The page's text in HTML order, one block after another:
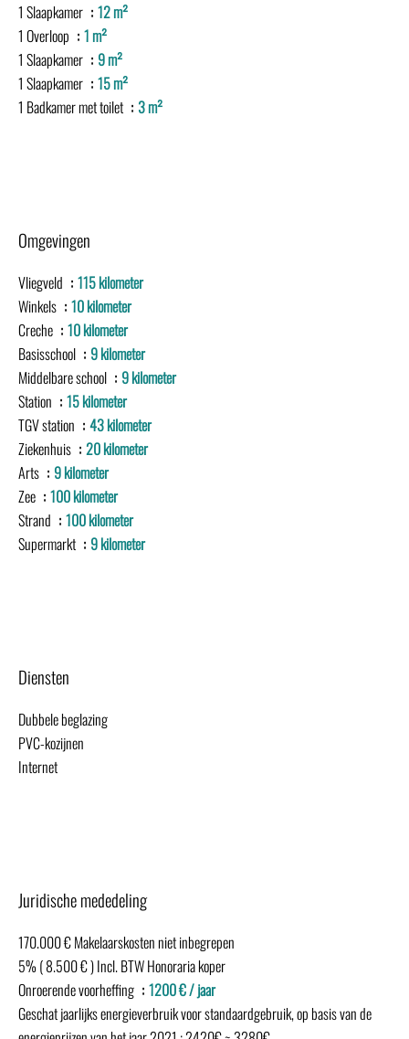
1 Slaapkamer
12 m²
1 Overloop
1 m²
1 Slaapkamer
9 m²
1 Slaapkamer
15 m²
1 Badkamer met toilet
3 m²
Omgevingen
Vliegveld
115 kilometer
Winkels
10 kilometer
Creche
10 kilometer
Basisschool
9 kilometer
Middelbare school
9 kilometer
Station
15 kilometer
TGV station
43 kilometer
Ziekenhuis
20 kilometer
Arts
9 kilometer
Zee
100 kilometer
Strand
100 kilometer
Supermarkt
9 kilometer
Diensten
Dubbele beglazing
PVC-kozijnen
Internet
Juridische mededeling
170.000 € Makelaarskosten niet inbegrepen
5% ( 8.500 € ) Incl. BTW Honoraria koper
Onroerende voorheffing
1200 € / jaar
Geschat jaarlijks energieverbruik voor standaardgebruik, op basis van de